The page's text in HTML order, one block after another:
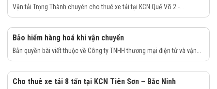
Vận tải Trọng Thành chuyên cho thuê xe tải tại KCN Quế Võ 2 -...
Bảo hiểm hàng hoá khi vận chuyển
Bản quyền bài viết thuộc về Công ty TNHH thương mại điện tử và vận...
Cho thuê xe tải 8 tấn tại KCN Tiên Sơn – Bắc Ninh